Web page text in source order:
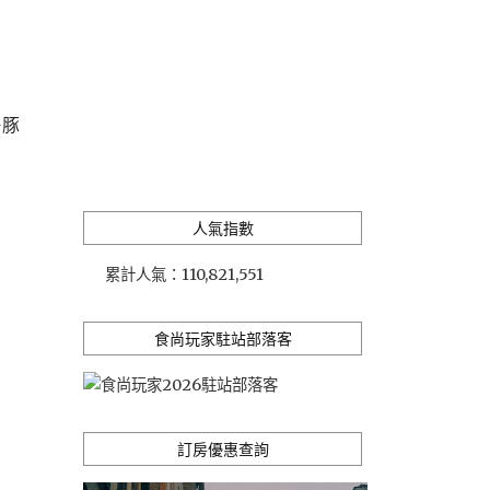
人氣指數
累計人氣： 110,821,551
食尚玩家駐站部落客
訂房優惠查詢